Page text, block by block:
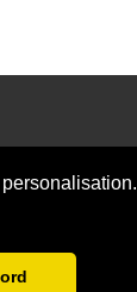
Vergelijken